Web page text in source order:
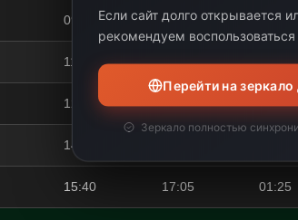
09:50 11:15 01:25
11:15 12:40 01:25
12:40 14:05 01:25
14:05
15:40 17:05 01:25
Если сайт долго открывается
рекомендуем
Перейти на
Зеркало полностью